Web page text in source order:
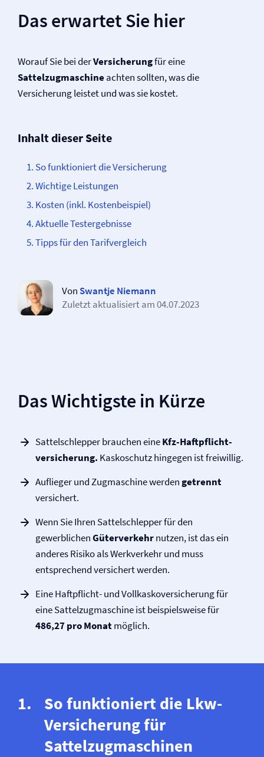
Das erwartet Sie hier
Worauf Sie bei derVersicherungfür eine
Sattelzugmaschineachten sollten, was die
Versicherung leistet und was sie kostet.
Inhalt dieser Seite
So funktioniert die Versicherung
Wichtige Leistungen
Kosten (inkl. Kostenbeispiel)
Aktuelle Testergebnisse
Tipps für den Tarifvergleich
Von Swantje Niemann
Zuletzt aktualisiert am04.07.2023
Das Wichtigste in Kürze
Sattelschlepper brauchen eineKfz-Haftpflicht­
versicherung. Kaskoschutz hingegen ist freiwillig.
Auflieger und Zugmaschine werdengetrennt
versichert.
Wenn Sie Ihren Sattelschlepper für den
gewerblichenGüterverkehrnutzen, ist das ein
anderes Risiko als Werkverkehr und muss
entsprechend versichert werden.
Eine Haftpflicht- und Vollkasko­versicherung für
eine Sattelzugmaschine ist beispielsweise für
486,27 pro Monatmöglich.
So funktioniert die Lkw-
Versicherung für
Sattelzugmaschinen